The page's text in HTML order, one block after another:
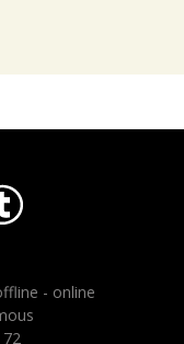
- online